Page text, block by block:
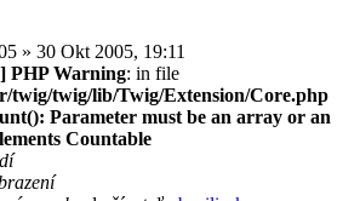
» 30 Okt 2005, 19:11
PHP Warning: in file
twig/twig/lib/Twig/Extension/Core.php
Parameter must be an array or an
Countable